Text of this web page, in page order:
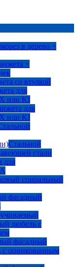
в дерево +
+
со втулкой
для
или KI
для
или KI
Стальной
стали
для
спиральный
фасадный
дюбель с
фасадный
с оцинкованным